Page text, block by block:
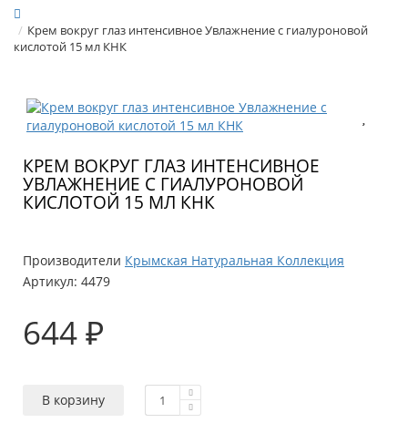
Крем вокруг глаз интенсивное Увлажнение с гиалуроновой
кислотой 15 мл КНК
КРЕМ ВОКРУГ ГЛАЗ ИНТЕНСИВНОЕ
УВЛАЖНЕНИЕ С ГИАЛУРОНОВОЙ
КИСЛОТОЙ 15 МЛ КНК
Производители Крымская Натуральная Коллекция
Артикул: 4479
644 ₽
В корзину